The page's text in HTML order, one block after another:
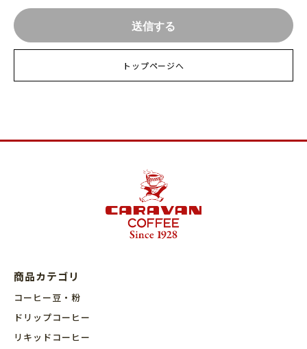
トップページへ
商品カテゴリ
コーヒー豆・粉
ドリップコーヒー
リキッドコーヒー